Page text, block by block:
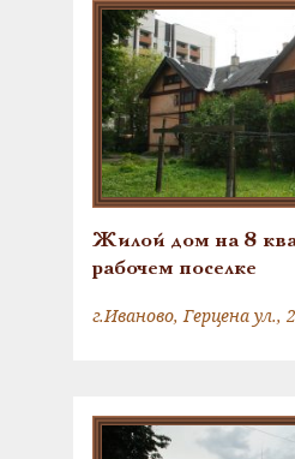
Жилой дом на 8
рабочем поселке
г.Иваново, Герцена ул.,